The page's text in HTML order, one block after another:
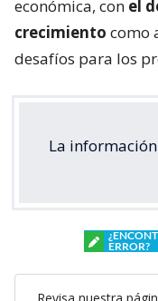
económica, con el
crecimiento como
desafíos para los
La
ERROR?